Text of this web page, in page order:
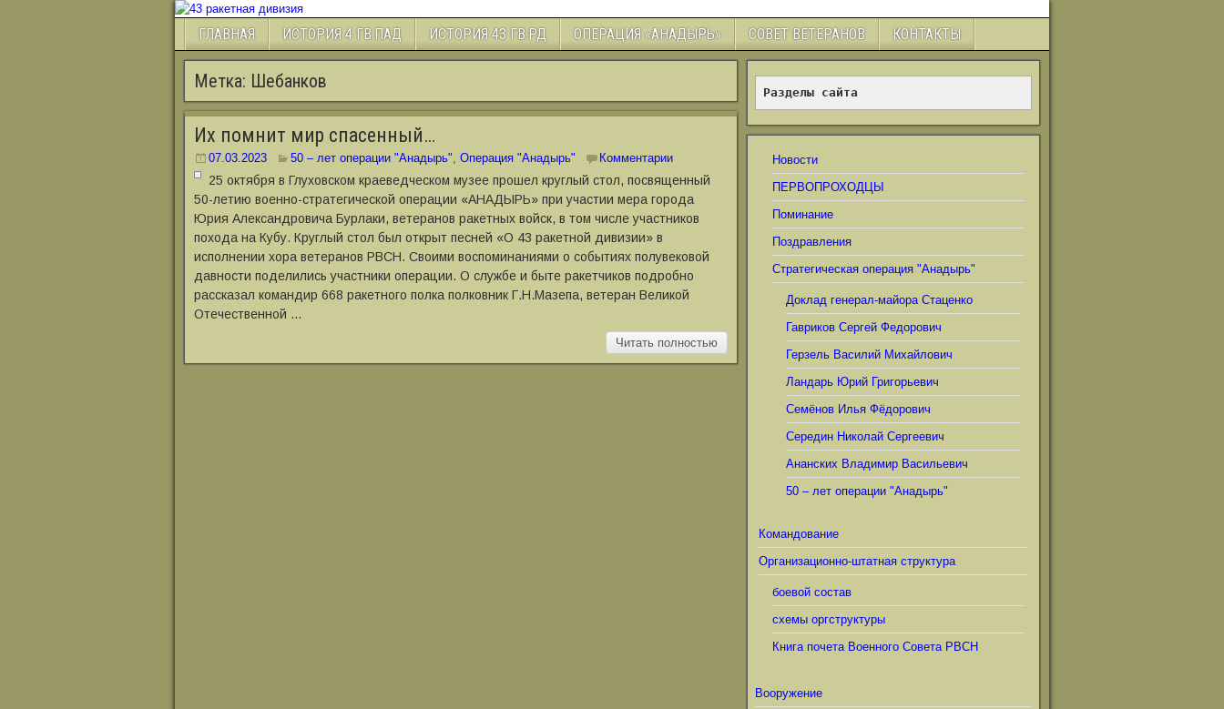
ГЛАВНАЯ ИСТОРИЯ 4 ГВ.ПАД ИСТОРИЯ 43 ГВ.РД ОПЕРАЦИЯ «АНАДЫРЬ» СОВЕТ ВЕТЕРАНОВ КОНТАКТЫ
Метка: Шебанков
Их помнит мир спасенный…
07.03.2023 50 – лет операции "Анадырь", Операция "Анадырь" Комментарии
25 октября в Глуховском краеведческом музее прошел круглый стол, посвященный
50-летию военно-стратегической операции «АНАДЫРЬ» при участии мера города
Юрия Александровича Бурлаки, ветеранов ракетных войск, в том числе участников
похода на Кубу. Круглый стол был открыт песней «О 43 ракетной дивизии» в
исполнении хора ветеранов РВСН. Своими воспоминаниями о событиях полувековой
давности поделились участники операции. О службе и быте ракетчиков подробно
рассказал командир 668 ракетного полка полковник Г.Н.Мазепа, ветеран Великой
Отечественной …
Читать полностью
Разделы сайта
Новости
ПЕРВОПРОХОДЦЫ
Поминание
Поздравления
Стратегическая операция "Анадырь"
Доклад генерал-майора Стаценко
Гавриков Сергей Федорович
Герзель Василий Михайлович
Ландарь Юрий Григорьевич
Семёнов Илья Фёдорович
Середин Николай Сергеевич
Ананских Владимир Васильевич
50 – лет операции "Анадырь"
Командование
Организационно-штатная структура
боевой состав
схемы оргструктуры
Книга почета Военного Совета РВСН
Вооружение